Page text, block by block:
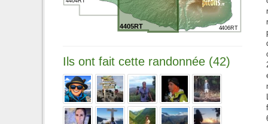
4405RT 4406RT
Ils ont fait cette randonnée (42)